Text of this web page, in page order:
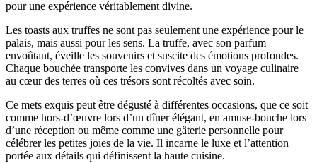
pour une expérience véritablement divine.
Les toasts aux truffes ne sont pas seulement une expérience pour le
palais, mais aussi pour les sens. La truffe, avec son parfum
envoûtant, éveille les souvenirs et suscite des émotions profondes.
Chaque bouchée transporte les convives dans un voyage culinaire
au cœur des terres où ces trésors sont récoltés avec soin.
Ce mets exquis peut être dégusté à différentes occasions, que ce soit
comme hors-d’œuvre lors d’un dîner élégant, en amuse-bouche lors
d’une réception ou même comme une gâterie personnelle pour
célébrer les petites joies de la vie. Il incarne le luxe et l’attention
portée aux détails qui définissent la haute cuisine.